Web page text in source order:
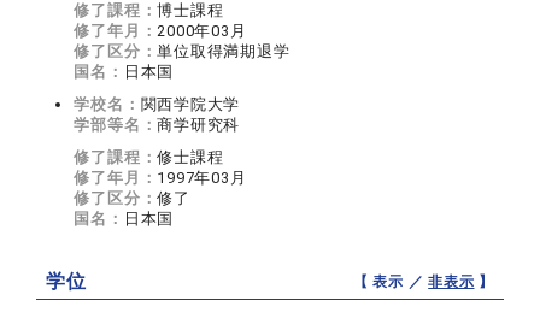
修了課程：博士課程
修了年月：2000年03月
修了区分：単位取得満期退学
国名： 日本国
学校名： 関西学院大学
学部等名：商学研究科
修了課程：修士課程
修了年月： 1997年03月
修了区分：修了
国名： 日本国
学位 【 表示 ／非表示 】